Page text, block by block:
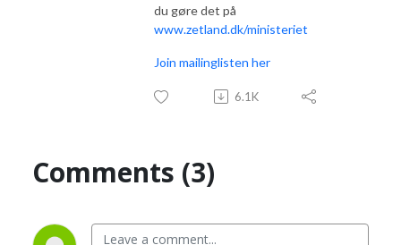
du gøre det på
www.zetland.dk/ministeriet
Join mailinglisten her
6.1K
Comments (3)